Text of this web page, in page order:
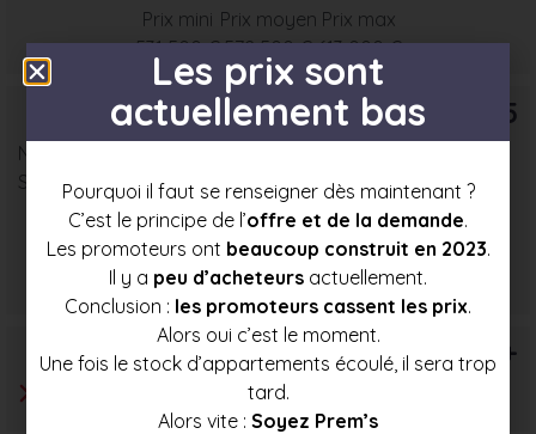
Prix mini
531 500 €
Prix moyen
572 500 €
Prix max
613 000 €
T5
Nombre : 2
Surface moyenne : 94 m²
Prix mini
619 500 €
Prix moyen
657 000 €
Prix max
694 500 €
T6+
Les prix sont
actuellement bas
Pourquoi il faut se renseigner dès maintenant ?
C’est le principe de l’offre et de la demande.
Les promoteurs ont beaucoup construit en 2023.
Il y a peu d’acheteurs actuellement.
Conclusion : les promoteurs cassent les prix.
Alors oui c’est le moment.
Une fois le stock d’appartements écoulé, il sera trop
tard.
Alors vite : Soyez Prem’s